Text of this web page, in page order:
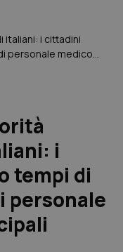
italiani: i cittadini
personale medico
i
tempi di
personale